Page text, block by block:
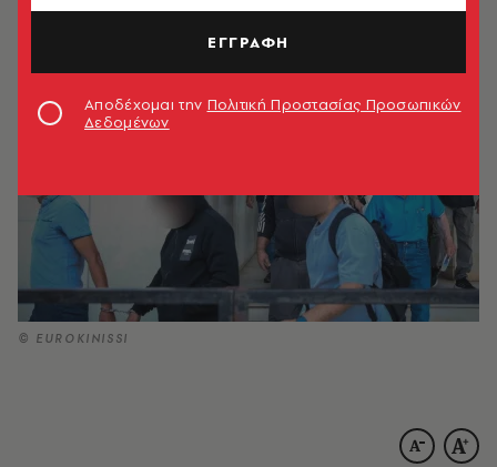
© EUROKINISSI
ΕΓΓΡΑΦΗ
Αποδέχομαι την Πολιτική Προστασίας Προσωπικών
Δεδομένων